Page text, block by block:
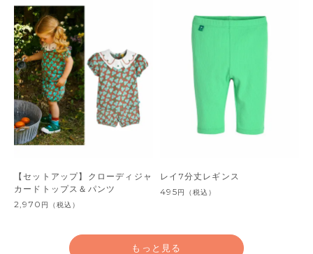
【セットアップ】クローディジャ
カードトップス＆パンツ
2,970 円 （税込）
レイ7分丈レギンス
495円 （税込）
もっと見る